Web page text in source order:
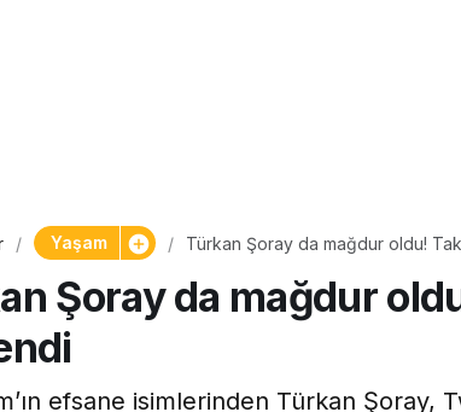
Yaşam Türkan Şoray da mağdur oldu!
Şoray da mağdur
efsane isimlerinden Türkan Şoray,
Tam ölçüsüyle
pastaneye taş çıkartır:
Şekerpare tarifi